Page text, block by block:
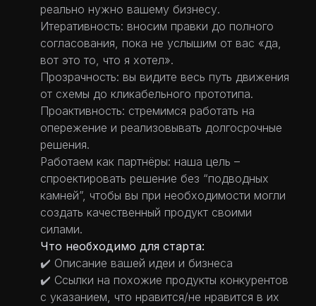
реально нужно вашему бизнесу.
Итеративность: вносим правки до полного
согласования, пока не услышим от вас «да,
вот это то, что я хотел».
Прозрачность: вы видите весь путь движения
от схемы до кликабельного прототипа.
Проактивность: стремимся работать на
опережение и реализовывать долгосрочные
решения.
Работаем как партнёры: наша цель –
спроектировать решение без “подводных
камней”, чтобы вы при необходимости могли
создать качественный продукт своими
силами.
Что необходимо для старта:
✔️ Описание вашей идеи и бизнеса
✔️ Ссылки на похожие продукты конкурентов
с указанием, что нравится/не нравится в их